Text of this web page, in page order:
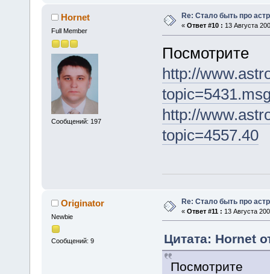
Hornet
Full Member
Сообщений: 197
Re: Стало быть про
« Ответ #10 : 13 Августа
Посмотрите
http://
http://
topic=4557.40
Originator
Newbie
Сообщений: 9
Re: Стало быть про
« Ответ #11 : 13 Августа
Цитата: Hornet
Посмотрите